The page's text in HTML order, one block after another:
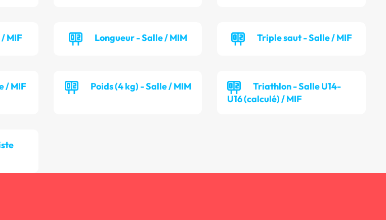
MIF Longueur - Salle / MIM Triple saut - Salle / MIF
/ MIF Poids (4 kg) - Salle / MIM
Triathlon - Salle U14-
U16 (calculé) / MIF